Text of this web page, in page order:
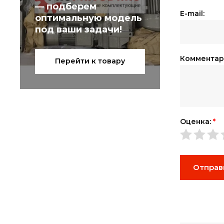
— подберем
оптимальную модель
под ваши задачи!
Перейти к товару
E-mail:
Оценка: *